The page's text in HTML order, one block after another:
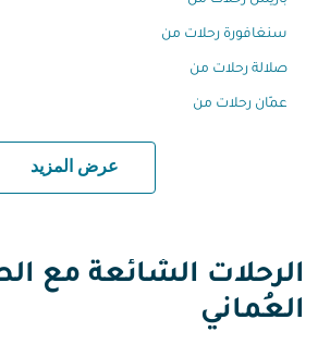
سنغافورة رحلات من
صلالة رحلات من
عمّان رحلات من
عرض المزيد
الرحلات الشائعة مع
العُماني